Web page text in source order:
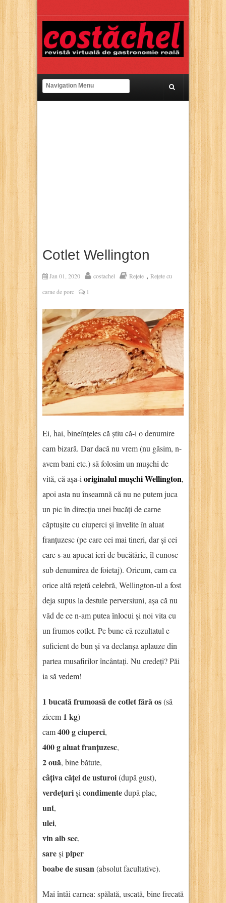
Cotlet Wellington
Jan 01, 2020 costachel Rețete , Rețete cu
carne de porc
1
Ei, hai, bineînțeles că știu că-i o denumire
cam bizară. Dar dacă nu vrem (nu găsim, n-
avem bani etc.) să folosim un mușchi de
vită, că așa-i originalul mușchi Wellington,
apoi asta nu înseamnă că nu ne putem juca
un pic în direcția unei bucăți de carne
căptușite cu ciuperci și învelite în aluat
franțuzesc (pe care cei mai tineri, dar și cei
care s-au apucat ieri de bucătărie, îl cunosc
sub denumirea de foietaj). Oricum, cam ca
orice altă rețetă celebră, Wellington-ul a fost
deja supus la destule perversiuni, așa că nu
văd de ce n-am putea înlocui și noi vita cu
un frumos cotlet. Pe bune că rezultatul e
suficient de bun și va declanșa aplauze din
partea musafirilor încântați. Nu credeți? Păi
ia să vedem!
1 bucată frumoasă de cotlet fără os(să
zicem 1 kg)
cam400 g ciuperci,
400 g aluat franțuzesc,
2 ouă, bine bătute,
câțiva căței de usturoi(după gust),
verdețuriși condimentedupă plac,
unt,
ulei,
vin alb sec,
sareși piper
boabe de susan(absolut facultative).
Mai întâi carnea: spălată, uscată, bine frecată